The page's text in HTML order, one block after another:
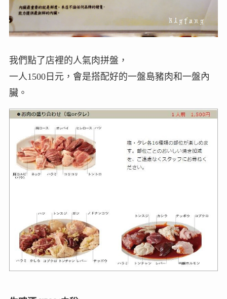
我們點了店裡的人氣肉拼盤，
一人1500日元，會是搭配好的一盤島豬肉和一盤內
臟。